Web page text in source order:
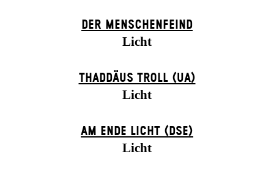
DER MENSCHENFEIND
Licht
THADDÄUS TROLL (UA)
Licht
AM ENDE LICHT (DSE)
Licht